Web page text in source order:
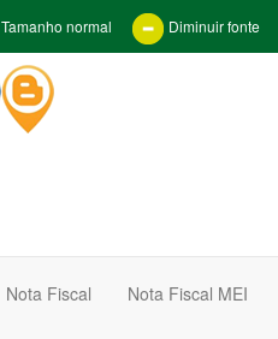
Tamanho normal Diminuir fonte
Nota Fiscal Nota Fiscal MEI